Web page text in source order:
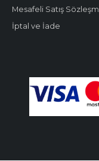
Mesafeli Satış
İptal ve İade